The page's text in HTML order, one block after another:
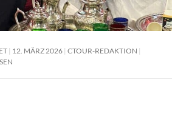
12. MÄRZ 2026 CTOUR-REDAKTION